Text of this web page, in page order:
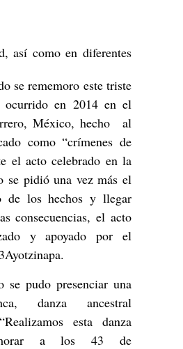
así como en diferentes
se rememoro este triste
ocurrido en 2014 en el
México, hecho al
como “crímenes de
el acto celebrado en la
se pidió una vez más el
de los hechos y llegar
consecuencias, el acto
y apoyado por el
se pudo presenciar una
danza ancestral
esta danza
a los 43 de